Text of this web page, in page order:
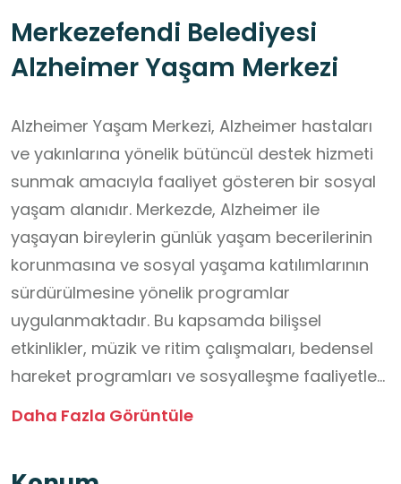
Merkezefendi Belediyesi
Alzheimer Yaşam Merkezi
Alzheimer Yaşam Merkezi, Alzheimer hastaları
ve yakınlarına yönelik bütüncül destek hizmeti
sunmak amacıyla faaliyet gösteren bir sosyal
yaşam alanıdır. Merkezde, Alzheimer ile
yaşayan bireylerin günlük yaşam becerilerinin
korunmasına ve sosyal yaşama katılımlarının
sürdürülmesine yönelik programlar
uygulanmaktadır. Bu kapsamda bilişsel
etkinlikler, müzik ve ritim çalışmaları, bedensel
hareket programları ve sosyalleşme faaliyetleri
düzenlenmektedir. Çalışmalar, alanında uzman
Daha Fazla Görüntüle